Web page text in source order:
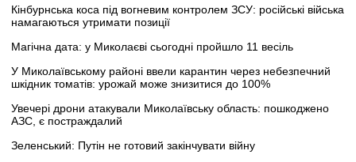
Кінбурнська коса під вогневим контролем ЗСУ: російські війська
намагаються утримати позиції
Магічна дата: у Миколаєві сьогодні пройшло 11 весіль
У Миколаївському районі ввели карантин через небезпечний
шкідник томатів: урожай може знизитися до 100%
Увечері дрони атакували Миколаївську область: пошкоджено
АЗС, є постраждалий
Зеленський: Путін не готовий закінчувати війну